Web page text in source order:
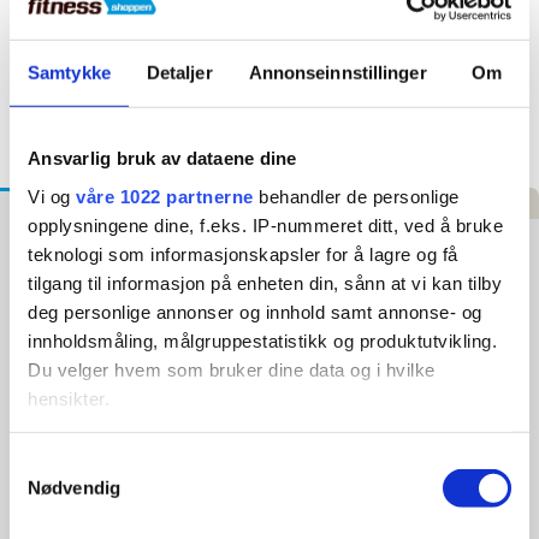
Samtykke Detaljer Annonseinnstillinger Om
Ansvarlig bruk av dataene dine
Vi og våre 1022 partnerne behandler de personlige
opplysningene dine, f.eks. IP-nummeret ditt, ved å bruke
teknologi som informasjonskapsler for å lagre og få
tilgang til informasjon på enheten din, sånn at vi kan tilby
deg personlige annonser og innhold samt annonse- og
innholdsmåling, målgruppestatistikk og produktutvikling.
Du velger hvem som bruker dine data og i hvilke
hensikter.
Innhente informasjon om den geografiske
Nødvendig
4,5 stjerner på Trustpilot
Beskrivelse Spesifikasjoner Anmeldelser
Everlast 1910 Classic Boksehansker - Brun
Everlast 1910 Classic Boksehanske i brun er en moderne
versjon av den legendariske boksehansken, utviklet for
utøvere som ønsker premium kvalitet, komfort og klassisk stil.
Hansken kombinerer tradisjonell konstruksjon med moderne
passform og funksjonalitet til trening og sparring.
mens de ventilerte håndflatene bidrar til bedre komfort under
intensive treningsøkter. Det klassiske brune designet gir et